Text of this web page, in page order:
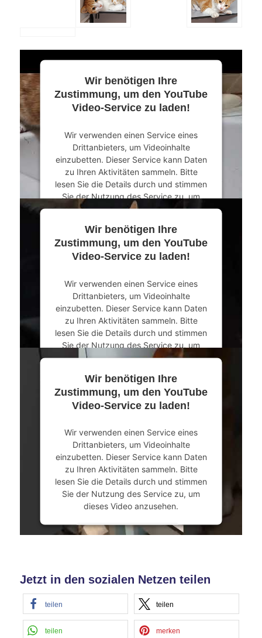
Wir benötigen Ihre
Zustimmung, um den YouTube
Video-Service zu laden!
Wir verwenden einen Service eines
Drittanbieters, um Videoinhalte
einzubetten. Dieser Service kann Daten
zu Ihren Aktivitäten sammeln. Bitte
lesen Sie die Details durch und stimmen
Sie der Nutzung des Service zu, um
dieses Video anzusehen.
Mehr Informationen
powered byUsercentrics Consent
Management Platform&eRecht24
Wir benötigen Ihre
Zustimmung, um den YouTube
Video-Service zu laden!
Wir verwenden einen Service eines
Drittanbieters, um Videoinhalte
einzubetten. Dieser Service kann Daten
zu Ihren Aktivitäten sammeln. Bitte
lesen Sie die Details durch und stimmen
Sie der Nutzung des Service zu, um
dieses Video anzusehen.
Mehr Informationen
powered byUsercentrics Consent
Management Platform&eRecht24
Wir benötigen Ihre
Zustimmung, um den YouTube
Video-Service zu laden!
Wir verwenden einen Service eines
Drittanbieters, um Videoinhalte
einzubetten. Dieser Service kann Daten
zu Ihren Aktivitäten sammeln. Bitte
lesen Sie die Details durch und stimmen
Sie der Nutzung des Service zu, um
dieses Video anzusehen.
Mehr Informationen
powered byUsercentrics Consent
Management Platform
Jetzt in den sozialen Netzen teilen
teilen teilen
teilen merken